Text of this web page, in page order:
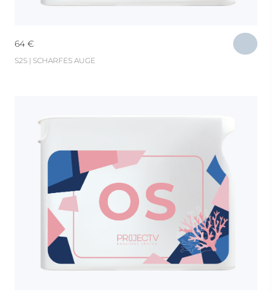
64 €
S2S | SCHARFES AUGE